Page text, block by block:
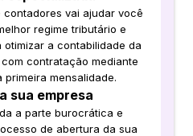
contadores vai ajudar você
regime tributário e
otimizar a contabilidade da
contratação mediante
primeira mensalidade.
sua empresa
a parte burocrática e
de abertura da sua